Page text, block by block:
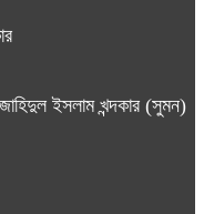
ইসলাম খন্দকার (সুমন)